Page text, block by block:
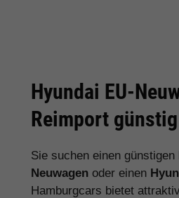
Hyundai EU-
Reimport
Sie suchen einen günstigen
Neuwagen oder einen
Hamburgcars bietet